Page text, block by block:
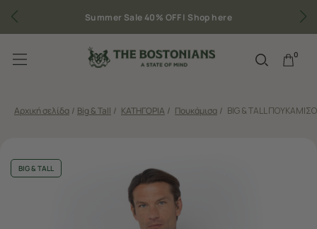
Summer Sale 40% OFF |Shop here
0
Αρχική σελίδα / Big & Tall / ΚΑΤΗΓΟΡΙΑ / Πουκάμισα / BIG & TALL ΠΟΥΚΑΜΙΣΟ
BIG & TALL